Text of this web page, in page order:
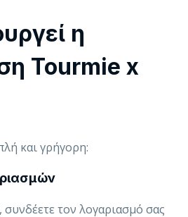
η
Tourmie x
και γρήγορη:
τον λογαριασμό σας